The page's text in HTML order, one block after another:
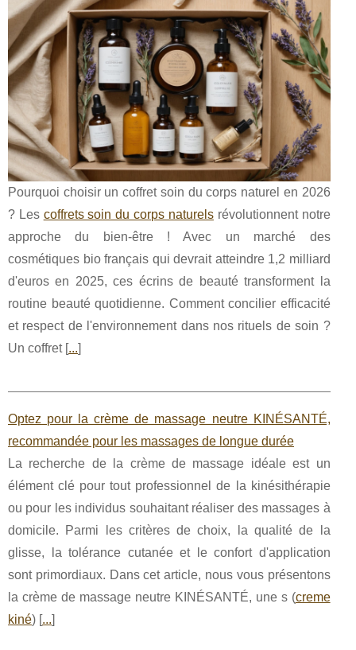
Pourquoi choisir un coffret soin du corps naturel en 2026
? Les coffrets soin du corps naturelsrévolutionnent notre
approche du bien-être ! Avec un marché des
cosmétiques bio français qui devrait atteindre 1,2 milliard
d'euros en 2025, ces écrins de beauté transforment la
routine beauté quotidienne. Comment concilier efficacité
et respect de l'environnement dans nos rituels de soin ?
Un coffret [...]
Optez pour la crème de massage neutre KINÉSANTÉ,
recommandée pour les massages de longue durée
La recherche de la crème de massage idéale est un
élément clé pour tout professionnel de la kinésithérapie
ou pour les individus souhaitant réaliser des massages à
domicile. Parmi les critères de choix, la qualité de la
glisse, la tolérance cutanée et le confort d'application
sont primordiaux. Dans cet article, nous vous présentons
la crème de massage neutre KINÉSANTÉ, une s (creme
kiné) [...]